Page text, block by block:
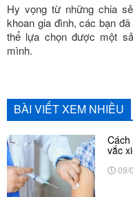
Hy vọng từ những chia
khoan gia đình, các bạn
thể lựa chọn được một
mình.
BÀI VIẾT XEM NHIỀU
vắc
09/